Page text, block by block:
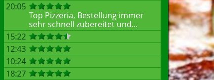
20:05
Top Pizzeria, Bestellung immer
sehr schnell zubereitet und...
15:22
12:43
10:24
18:27